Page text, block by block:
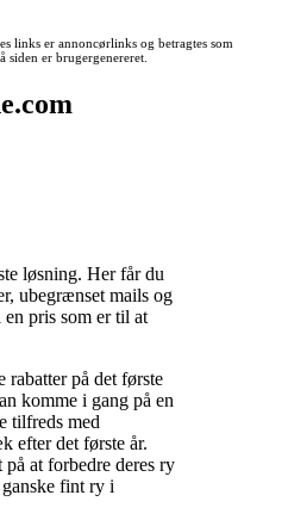
links er annoncørlinks og betragtes som
siden er brugergenereret.
løsning. Her får du
ubegrænset mails og
pris som er til at
rabatter på det første
komme i gang på en
tilfreds med
efter det første år.
at forbedre deres ry
fint ry i